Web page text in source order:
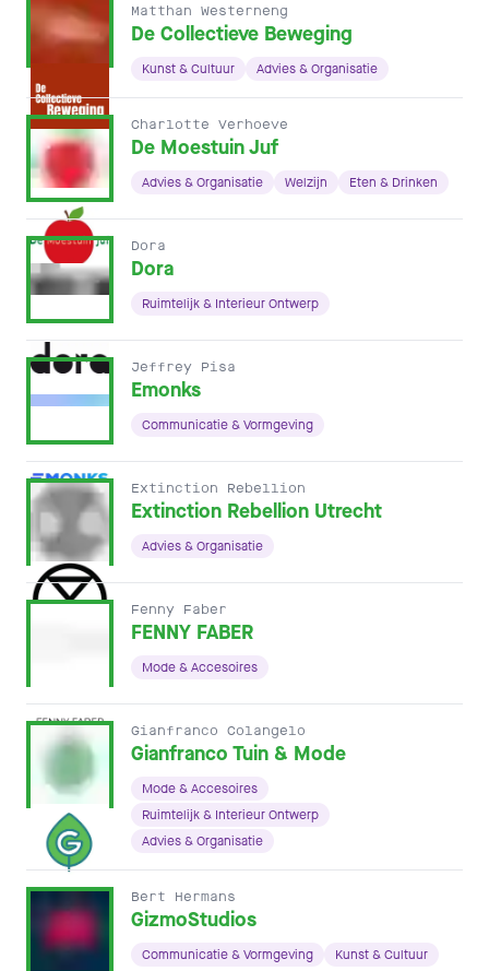
Matthan Westerneng
De Collectieve Beweging
Kunst & Cultuur Advies & Organisatie
Charlotte Verhoeve
De Moestuin Juf
Advies & Organisatie Welzijn Eten & Drinken
Dora
Dora
Ruimtelijk & Interieur Ontwerp
Jeffrey Pisa
Emonks
Communicatie & Vormgeving
Extinction Rebellion
Extinction Rebellion Utrecht
Advies & Organisatie
Fenny Faber
FENNY FABER
Mode & Accesoires
Gianfranco Colangelo
Gianfranco Tuin & Mode
Mode & Accesoires
Ruimtelijk & Interieur Ontwerp
Advies & Organisatie
Bert Hermans
GizmoStudios
Communicatie & Vormgeving Kunst & Cultuur